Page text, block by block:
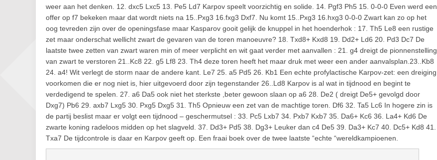
weer aan het denken. 12. dxc5 Lxc5 13. Pe5 Ld7 Karpov speelt voorzichtig en solide. 14. Pgf3 Ph5 15. 0-0-0 Even werd een
offer op f7 bekeken maar dat wordt niets na 15..Pxg3 16.fxg3 Dxf7. Nu komt 15..Pxg3 16.hxg3 0-0-0 Zwart kan zo op het
oog tevreden zijn over de openingsfase maar Kasparov gooit gelijk de knuppel in het hoenderhok : 17. Th5 Le8 een rustige
zet maar onderschat wellicht zwart de gevaren van de toren manoeuvre? 18. Txd8+ Kxd8 19. Dd2+ Ld6 20. Pd3 Dc7 De
laatste twee zetten van zwart waren min of meer verplicht en wit gaat verder met aanvallen : 21. g4 dreigt de pionnenstelling
van zwart te verstoren 21..Kc8 22. g5 Lf8 23. Th4 deze toren heeft het maar druk met weer een ander aanvalsplan.23..Kb8
24. a4! Wit verlegt de storm naar de andere kant. Le7 25. a5 Pd5 26. Kb1 Een echte profylactische Karpov-zet: een dreiging
voorkomen die er nog niet is, hier uitgevoerd door zijn tegenstander 26..Ld8 Karpov is al wat in tijdnood en begint te
verdedigend te spelen. 27. a6 Da5 ook niet het sterkste ,beter gewoon slaan op a6 28. De2 ( dreigt De5+ gevolgd door
Dxg7) Pb6 29. axb7 Lxg5 30. Pxg5 Dxg5 31. Th5 Opnieuw een zet van de machtige toren. Df6 32. Ta5 Lc6 In hogere zin is
de partij beslist maar er volgt een tijdnood – geschermutsel : 33. Pc5 Lxb7 34. Pxb7 Kxb7 35. Da6+ Kc6 36. La4+ Kd6 De
zwarte koning radeloos midden op het slagveld. 37. Dd3+ Pd5 38. Dg3+ Leuker dan c4 De5 39. Da3+ Kc7 40. Dc5+ Kd8 41.
Txa7 De tijdcontrole is daar en Karpov geeft op. Een fraai boek over de twee laatste “echte “wereldkampioenen.